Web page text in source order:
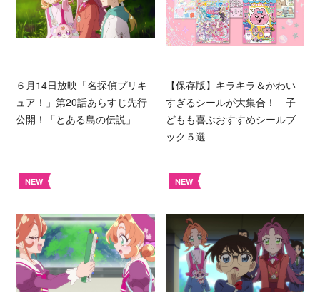
６月14日放映「名探偵プリキ
ュア！」第20話あらすじ先行
公開！「とある島の伝説」
【保存版】キラキラ＆かわい
すぎるシールが大集合！ 子
どもも喜ぶおすすめシールブ
ック５選
NEW NEW